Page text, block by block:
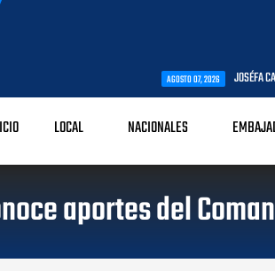
JOSÉFA CASTILLO:
LOCAL NACIONALES
aportes del